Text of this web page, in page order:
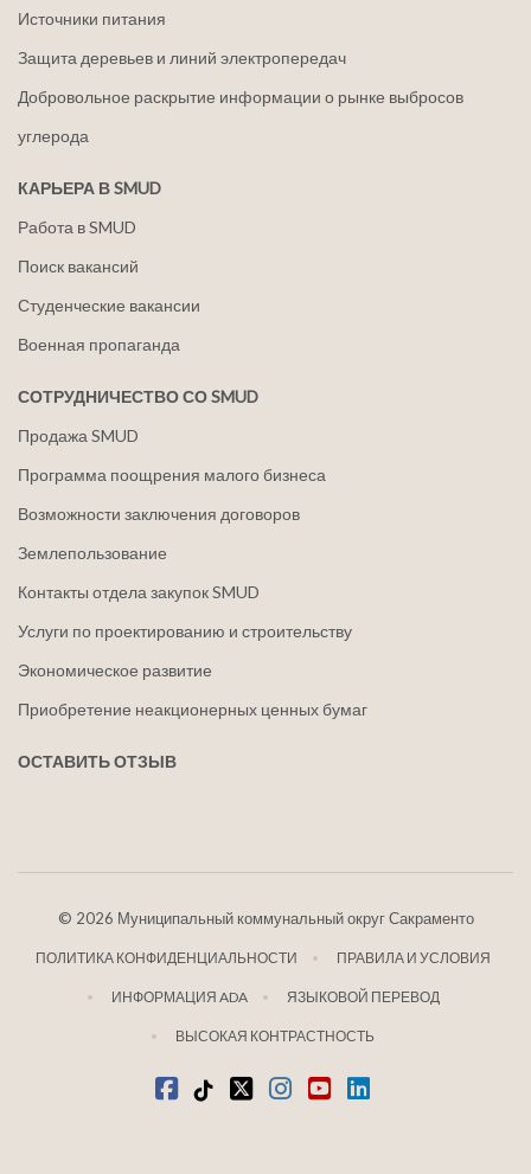
Источники питания
Защита деревьев и линий электропередач
Добровольное раскрытие информации о рынке выбросов
углерода
КАРЬЕРА В SMUD
Работа в SMUD
Поиск вакансий
Студенческие вакансии
Военная пропаганда
СОТРУДНИЧЕСТВО СО SMUD
Продажа SMUD
Программа поощрения малого бизнеса
Возможности заключения договоров
Землепользование
Контакты отдела закупок SMUD
Услуги по проектированию и строительству
Экономическое развитие
Приобретение неакционерных ценных бумаг
ОСТАВИТЬ ОТЗЫВ
© 2026 Муниципальный коммунальный округ Сакраменто
ПОЛИТИКА КОНФИДЕНЦИАЛЬНОСТИ ПРАВИЛА И УСЛОВИЯ
ИНФОРМАЦИЯ ADA ЯЗЫКОВОЙ ПЕРЕВОД
ВЫСОКАЯ КОНТРАСТНОСТЬ
Фейсбук
Тик-Токщебетать
Инстаграм
ЮтубLinkedIn